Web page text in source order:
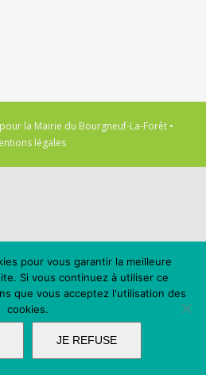
pour la Mairie du Bourgneuf-La-Forêt •
légales
pour vous garantir la meilleure
Si vous continuez à utiliser ce
que vous acceptez l'utilisation des
cookies.
JE REFUSE